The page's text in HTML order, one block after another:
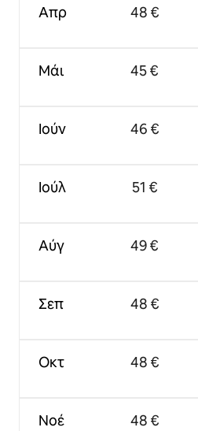
Απρ
Μάι
Ιούν
Ιούλ
Αύγ
Σεπ
Οκτ
Νοέ
48 €
45 €
46 €
51 €
49 €
48 €
48 €
48 €